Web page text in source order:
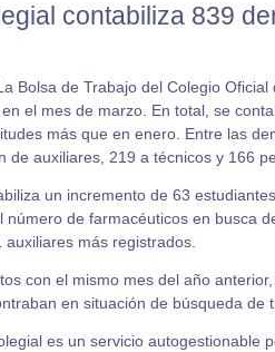
contabiliza 839
Bolsa de Trabajo del Colegio
el mes de marzo. En total, se
más que en enero. Entre las
de auxiliares, 219 a técnicos y 166
un incremento de 63
número de farmacéuticos en busca
más registrados.
con el mismo mes del año
en situación de búsqueda de
es un servicio autogestionable